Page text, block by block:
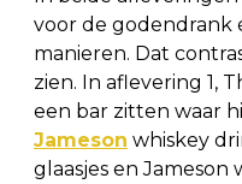
voor de godendrank
manieren. Dat
zien. In aflevering 1,
een bar zitten waar
Jameson whiskey
glaasjes en